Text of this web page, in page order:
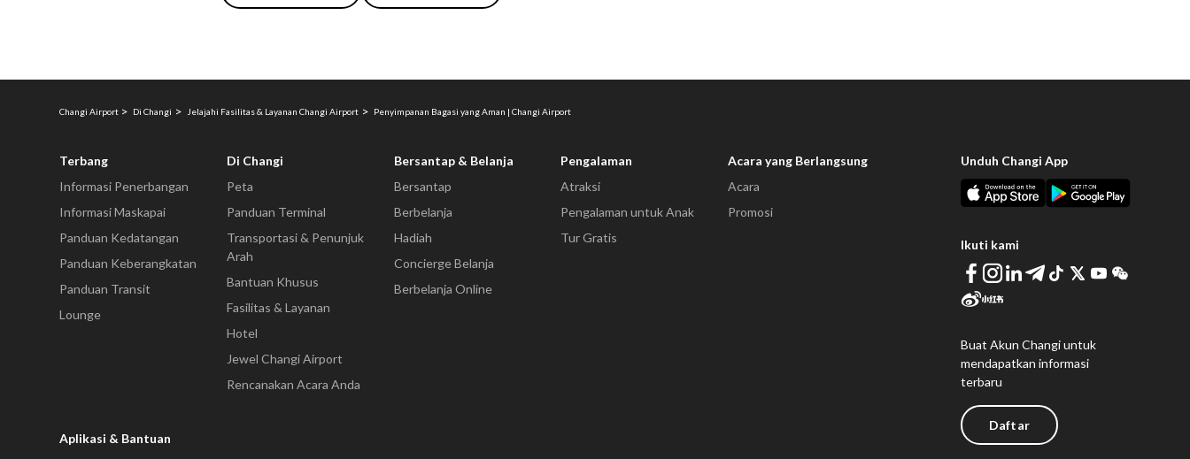
Changi Airport Di Changi Jelajahi Fasilitas & Layanan Changi Airport Penyimpanan Bagasi yang Aman | Changi Airport
Terbang
Informasi Penerbangan
Informasi Maskapai
Panduan Kedatangan
Panduan Keberangkatan
Panduan Transit
Lounge
Di Changi
Peta
Panduan Terminal
Transportasi & Penunjuk
Arah
Bantuan Khusus
Fasilitas & Layanan
Hotel
Jewel Changi Airport
Rencanakan Acara Anda
Bersantap & Belanja
Bersantap
Berbelanja
Hadiah
Concierge Belanja
Berbelanja Online
Pengalaman
Atraksi
Pengalaman untuk Anak
Tur Gratis
Acara yang Berlangsung
Acara
Promosi
Aplikasi & Bantuan
Unduh Changi App
Ikuti kami
Buat Akun Changi untuk
mendapatkan informasi
terbaru
Daftar